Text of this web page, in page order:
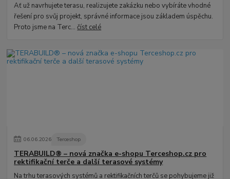
Ať už navrhujete terasu, realizujete zakázku nebo vybíráte vhodné
řešení pro svůj projekt, správné informace jsou základem úspěchu.
Proto jsme na Terc...číst celé
06.06.2026 Terceshop
TERABUILD® – nová značka e-shopu Terceshop.cz pro
rektifikační terče a další terasové systémy
Na trhu terasových systémů a rektifikačních terčů se pohybujeme již